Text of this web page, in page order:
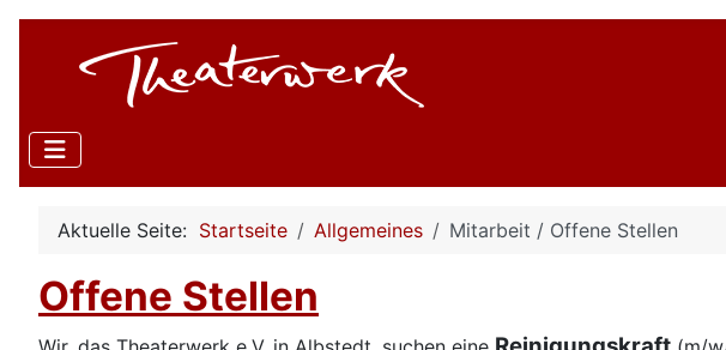
Aktuelle Seite: Startseite Allgemeines Mitarbeit / Offene Stellen
Offene Stellen